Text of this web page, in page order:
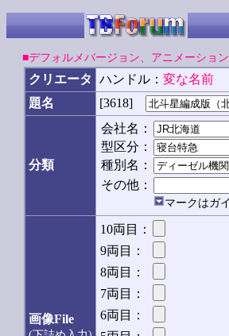
■デフォルメバージョン、アニメーショ
クリエータ ハンドル： 変な名前
題名
[3618]
分類
会社名：
型区分：
種別名：
その他：
マークはガ
画像File
10両目：
9両目：
8両目：
7両目：
6両目：